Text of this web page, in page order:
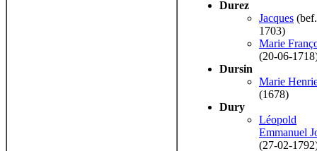
Durez
Jacques (bef.
1703)
Marie
(20-06-
Dursin
Marie
(1678)
Dury
Léopold
Emmanuel
(27-02-